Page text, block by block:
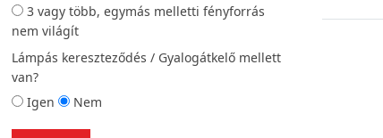
3 vagy több, egymás melletti fényforrás
nem világít
Lámpás kereszteződés / Gyalogátkelő mellett
van?
Igen
Nem